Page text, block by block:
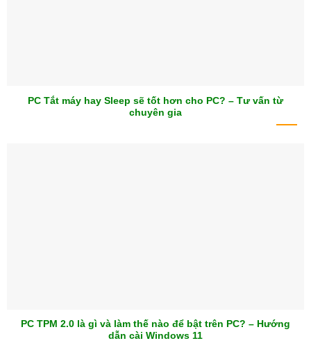
PC Tắt máy hay Sleep sẽ tốt hơn cho PC? – Tư vấn từ
chuyên gia
PC TPM 2.0 là gì và làm thế nào để bật trên PC? – Hướng
dẫn cài Windows 11